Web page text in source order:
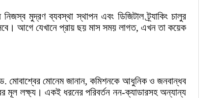
মুদ্রণ ব্যবস্থা স্থাপন এবং ডিজিটাল ট্র্যাকিং চালুর
আগে যেখানে প্রায় ছয় মাস সময় লাগত, এখন তা কয়েক
ড. মোবাশ্বের মোনেম জানান, কমিশনকে আধুনিক ও জনবান্ধব
মূল লক্ষ্য। একই ধরনের পরিবর্তন নন-ক্যাডারসহ অন্যান্য